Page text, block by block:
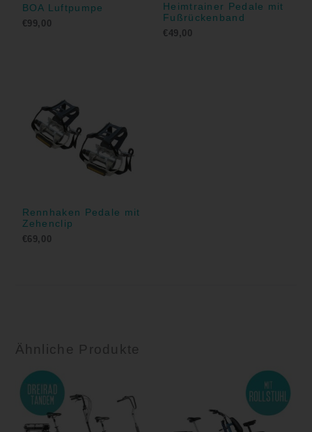
BOA Luftpumpe
€99,00
Heimtrainer Pedale mit
Fußrückenband
€49,00
Rennhaken Pedale mit
Zehenclip
€69,00
Ähnliche Produkte
€9.460,00